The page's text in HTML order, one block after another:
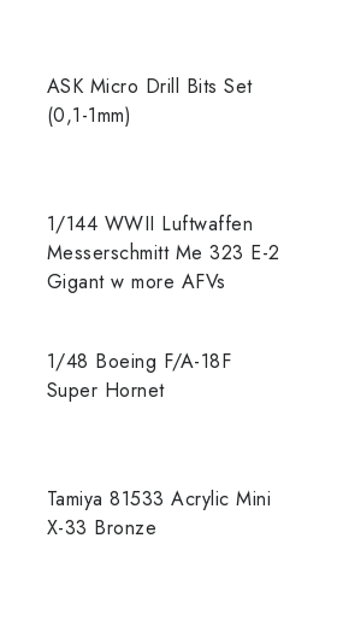
ASK Micro Drill Bits Set
(0,1-1mm)
1/144 WWII Luftwaffen
Messerschmitt Me 323 E-2
Gigant w more AFVs
1/48 Boeing F/A-18F
Super Hornet
Tamiya 81533 Acrylic Mini
X-33 Bronze